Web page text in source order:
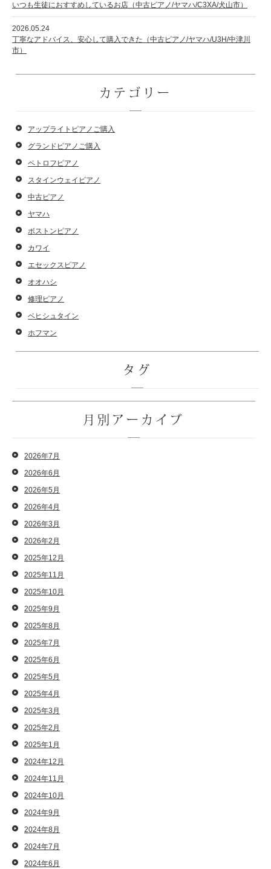
いつも生徒におすすめしているお店（中古ピアノ/ヤマハ/C3XA/犬山市）
2026.05.24
丁寧なアドバイス、安心して購入できた（中古ピアノ/ヤマハ/U3H/中津川
市）
カテゴリー
アップライトピアノご購入
グランドピアノご購入
ペトロフピアノ
スタインウェイピアノ
中古ピアノ
ヤマハ
ボストンピアノ
カワイ
エセックスピアノ
オオハシ
修理ピアノ
ベヒシュタイン
ホフマン
タグ
月別アーカイブ
2026年7月
2026年6月
2026年5月
2026年4月
2026年3月
2026年2月
2025年12月
2025年11月
2025年10月
2025年9月
2025年8月
2025年7月
2025年6月
2025年5月
2025年4月
2025年3月
2025年2月
2025年1月
2024年12月
2024年11月
2024年10月
2024年9月
2024年8月
2024年7月
2024年6月